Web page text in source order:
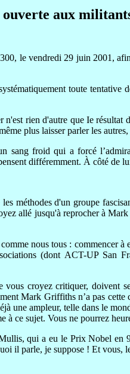
aux
le vendredi 29 juin 2001,
toute
rien d'autre que Ie
plus laisser parler les autres,
sang froid qui a forcé
différemment. À côté de
méthodes d'un groupe
allé jusqu'à reprocher à
nous tous : commencer
(dont ACT-UP
croyez critiquer,
Mark Griffiths n’a pas
une ampleur, telle dans le
ce sujet. Vous ne pourrez
qui a eu le Prix Nobel
il parle, je suppose ! Et vous,